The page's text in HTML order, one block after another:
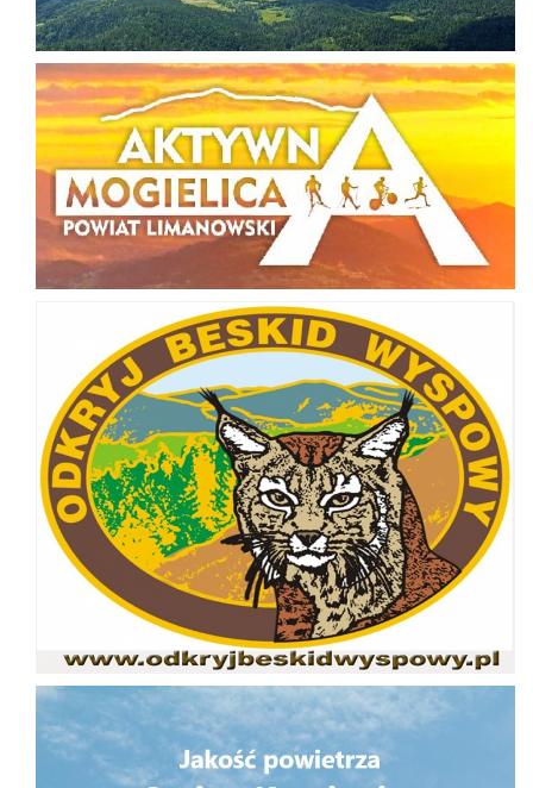
Aktywna Mogielica